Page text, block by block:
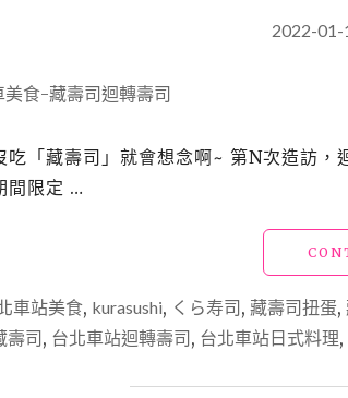
2022-01-
吃「藏壽司」就會想念啊~ 第N次造訪
間限定 …
車站美食, kurasushi, くら寿司, 藏壽司扭蛋,
壽司, 台北車站迴轉壽司, 台北車站日式料理,